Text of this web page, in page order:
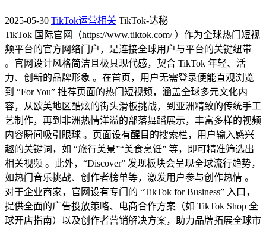
2025-05-30 TikTok运营相关 TikTok-达秘
TikTok 国际官网（https://www.tiktok.com/）作为全球热门短视
频平台的官方网络门户，是连接全球用户与平台的关键纽带
。官网设计风格简洁且极具现代感，契合 TikTok 年轻、活
力、创新的品牌形象 。在首页，用户无需登录便能直观浏览
到 “For You” 推荐页面的热门短视频，涵盖全球多元文化内
容，从欧美地区酷炫的街头滑板挑战，到亚洲精致的传统手工
艺制作，再到非洲热情洋溢的部落舞蹈展示，丰富多样的视频
内容瞬间吸引眼球 。页面设有醒目的搜索栏，用户输入感兴
趣的关键词，如 “旅行美景”“美食烹饪” 等，即可精准筛选出
相关视频 。此外，“Discover” 发现板块会呈现全球流行趋势，
如热门音乐挑战、创作者榜单等，激发用户参与创作热情 。
对于企业商家，官网设有专门的 “TikTok for Business” 入口，
提供全面的广告投放策略、电商合作方案（如 TikTok Shop 全
球开店指南）以及创作者营销解决方案，助力品牌拓展全球市